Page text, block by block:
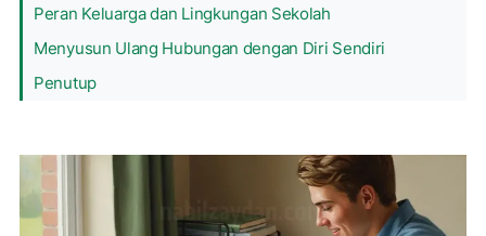
Peran Keluarga dan Lingkungan Sekolah
Menyusun Ulang Hubungan dengan Diri Sendiri
Penutup